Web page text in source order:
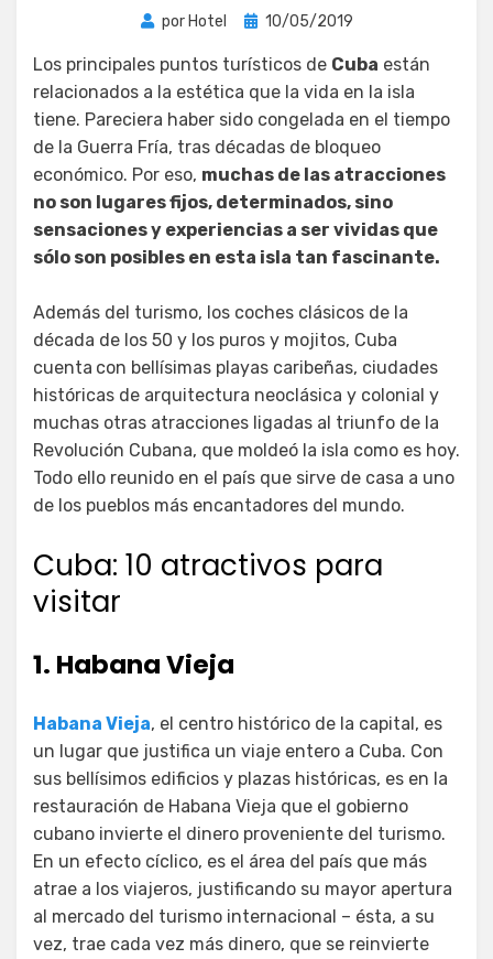
por Hotel
Publicada
10/05/2019
Los principales puntos turísticos de Cuba están
relacionados a la estética que la vida en la isla
tiene. Pareciera haber sido congelada en el tiempo
de la Guerra Fría, tras décadas de bloqueo
económico. Por eso, muchas de las atracciones
no son lugares fijos, determinados, sino
sensaciones y experiencias a ser vividas que
sólo son posibles en esta isla tan fascinante.
Además del turismo, los coches clásicos de la
década de los 50 y los puros y mojitos, Cuba
cuenta con bellísimas playas caribeñas, ciudades
históricas de arquitectura neoclásica y colonial y
muchas otras atracciones ligadas al triunfo de la
Revolución Cubana, que moldeó la isla como es hoy.
Todo ello reunido en el país que sirve de casa a uno
de los pueblos más encantadores del mundo.
Cuba: 10 atractivos para
visitar
1. Habana Vieja
Habana Vieja, el centro histórico de la capital, es
un lugar que justifica un viaje entero a Cuba. Con
sus bellísimos edificios y plazas históricas, es en la
restauración de Habana Vieja que el gobierno
cubano invierte el dinero proveniente del turismo.
En un efecto cíclico, es el área del país que más
atrae a los viajeros, justificando su mayor apertura
al mercado del turismo internacional – ésta, a su
vez, trae cada vez más dinero, que se reinvierte